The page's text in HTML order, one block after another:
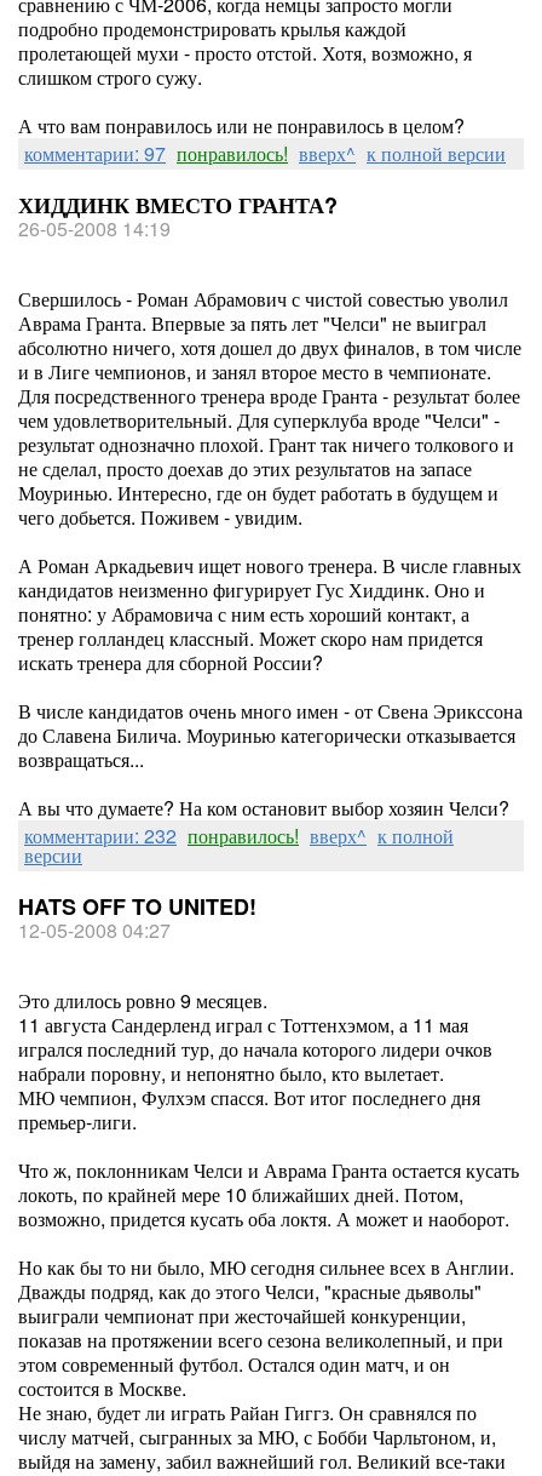
подробно продемонстрировать крылья каждой
пролетающей мухи - просто отстой. Хотя, возможно, я
слишком строго сужу.
А что вам понравилось или не понравилось в целом?
комментарии: 97 понравилось! вверх^ к полной версии
ХИДДИНК ВМЕСТО ГРАНТА?
26-05-2008 14:19
Свершилось - Роман Абрамович с чистой совестью уволил
Аврама Гранта. Впервые за пять лет "Челси" не выиграл
абсолютно ничего, хотя дошел до двух финалов, в том числе
и в Лиге чемпионов, и занял второе место в чемпионате.
Для посредственного тренера вроде Гранта - результат более
чем удовлетворительный. Для суперклуба вроде "Челси" -
результат однозначно плохой. Грант так ничего толкового и
не сделал, просто доехав до этих результатов на запасе
Моуринью. Интересно, где он будет работать в будущем и
чего добьется. Поживем - увидим.
А Роман Аркадьевич ищет нового тренера. В числе главных
кандидатов неизменно фигурирует Гус Хиддинк. Оно и
понятно: у Абрамовича с ним есть хороший контакт, а
тренер голландец классный. Может скоро нам придется
искать тренера для сборной России?
В числе кандидатов очень много имен - от Свена Эрикссона
до Славена Билича. Моуринью категорически отказывается
возвращаться...
А вы что думаете? На ком остановит выбор хозяин Челси?
комментарии: 232 понравилось! вверх^ к полной
версии
HATS OFF TO UNITED!
12-05-2008 04:27
Это длилось ровно 9 месяцев.
11 августа Сандерленд играл с Тоттенхэмом, а 11 мая
игрался последний тур, до начала которого лидери очков
набрали поровну, и непонятно было, кто вылетает.
МЮ чемпион, Фулхэм спасся. Вот итог последнего дня
премьер-лиги.
Что ж, поклонникам Челси и Аврама Гранта остается кусать
локоть, по крайней мере 10 ближайших дней. Потом,
возможно, придется кусать оба локтя. А может и наоборот.
Но как бы то ни было, МЮ сегодня сильнее всех в Англии.
Дважды подряд, как до этого Челси, "красные дьяволы"
выиграли чемпионат при жесточайшей конкуренции,
показав на протяжении всего сезона великолепный, и при
этом современный футбол. Остался один матч, и он
состоится в Москве.
Не знаю, будет ли играть Райан Гиггз. Он сравнялся по
числу матчей, сыгранных за МЮ, с Бобби Чарльтоном, и,
выйдя на замену, забил важнейший гол. Великий все-таки